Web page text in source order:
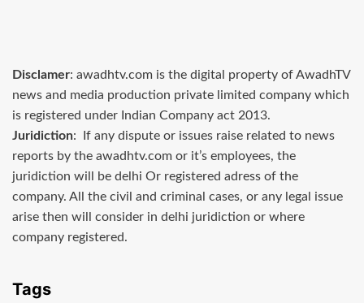
Disclamer: awadhtv.com is the digital property of AwadhTV
news and media production private limited company which
is registered under Indian Company act 2013.
Juridiction: If any dispute or issues raise related to news
reports by the awadhtv.com or it’s employees, the
juridiction will be delhi Or registered adress of the
company. All the civil and criminal cases, or any legal issue
arise then will consider in delhi juridiction or where
company registered.
Tags